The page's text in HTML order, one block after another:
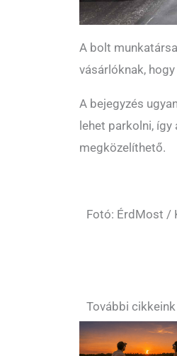
A bolt
vásárlóknak,
A bejegyzés
lehet parkolni,
megközelíthető.
Fotó: ÉrdMost /
További cikkeink